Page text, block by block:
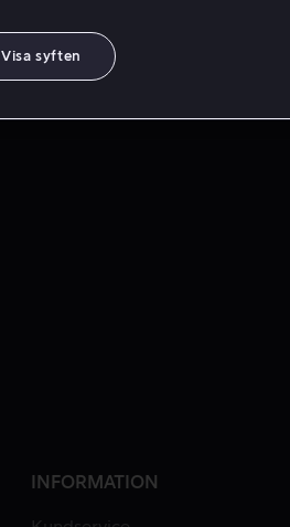
INFORMATION
Visa syften